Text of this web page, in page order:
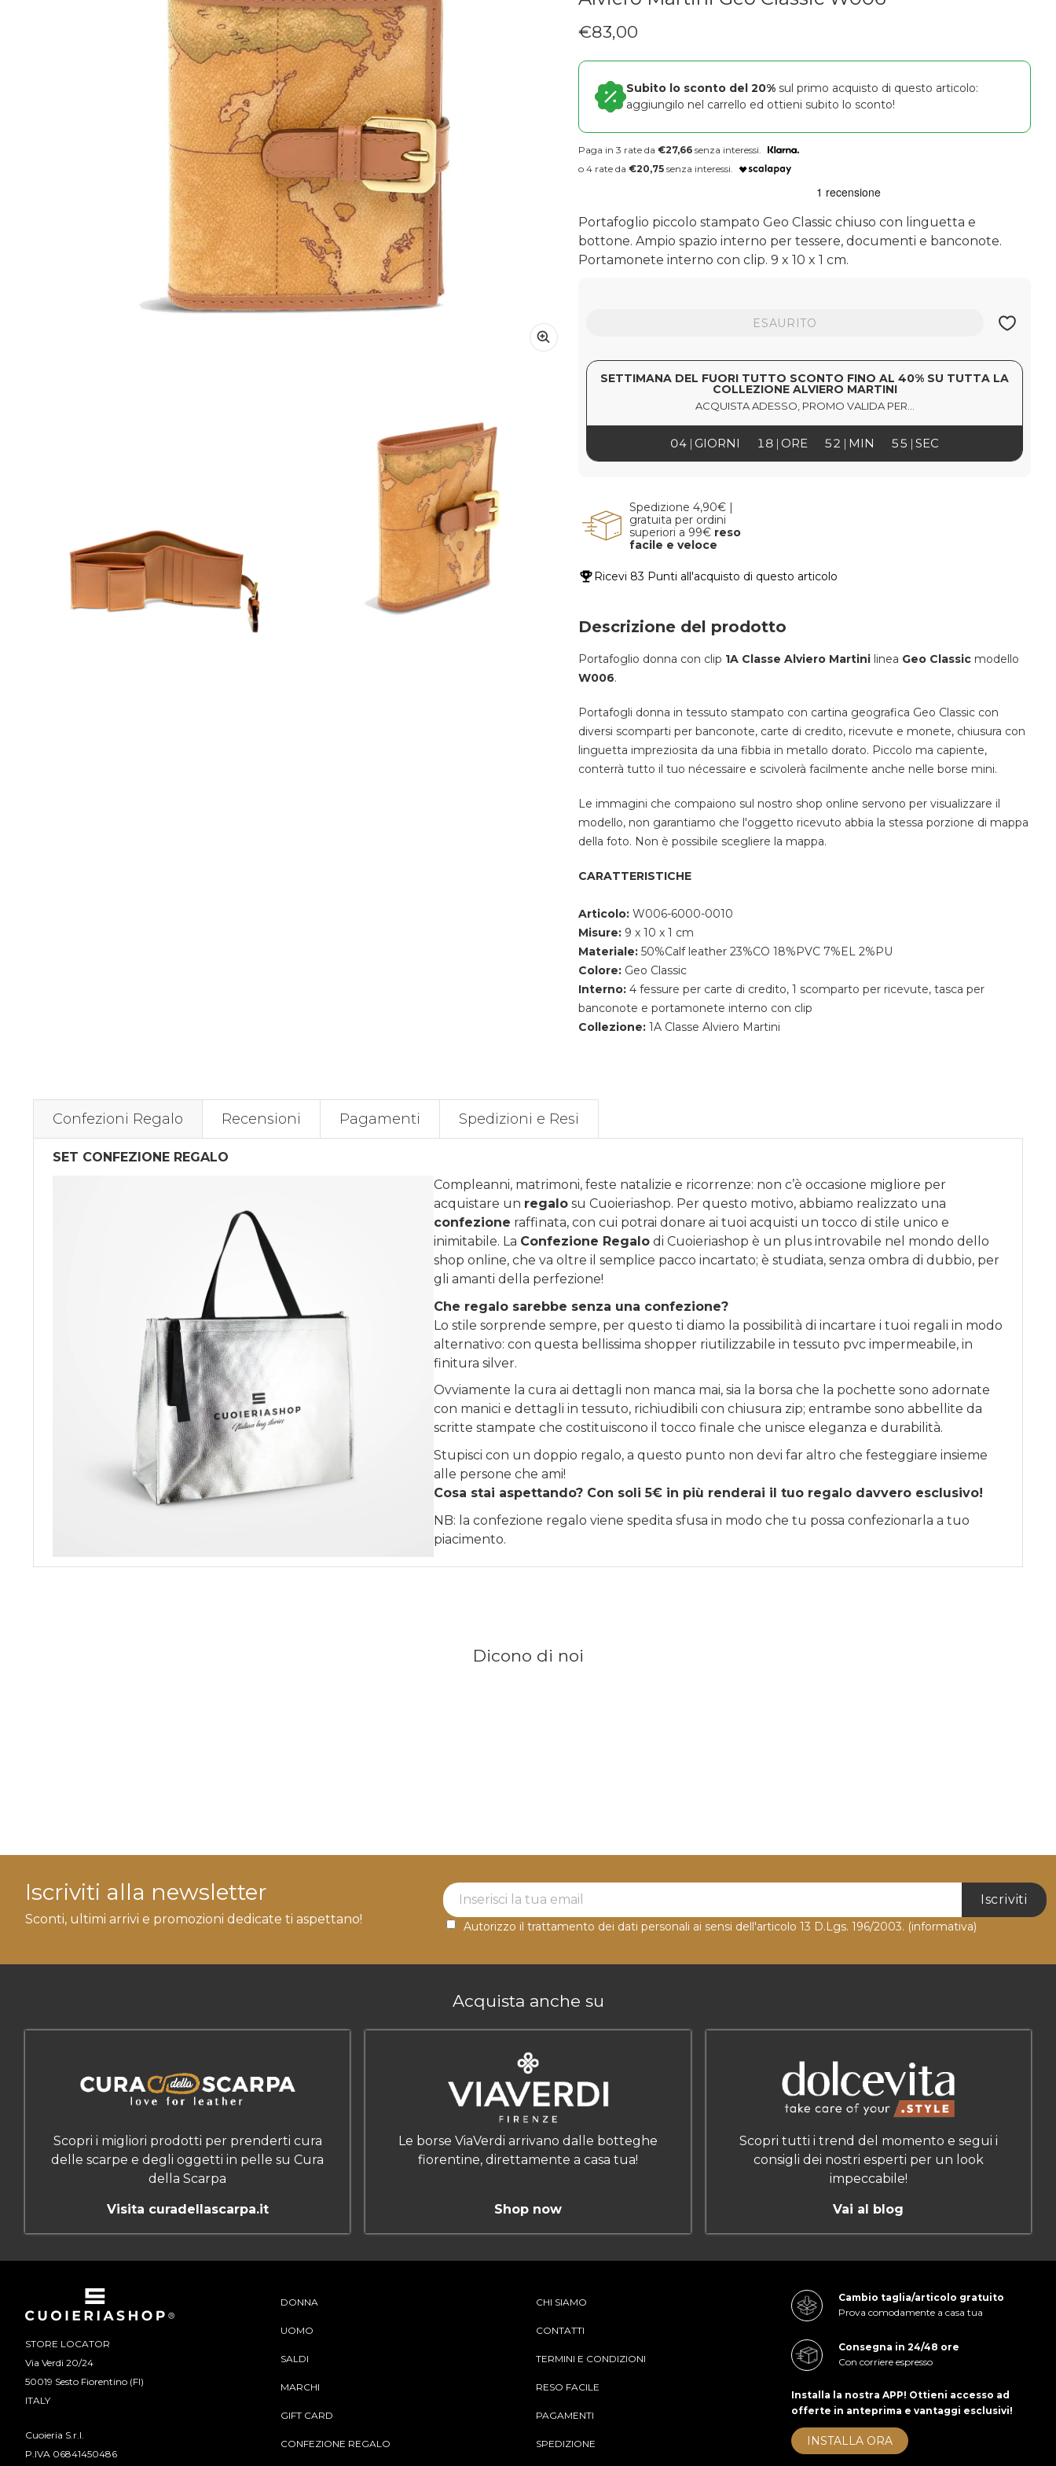
Prezzo regolare
€83,00
Subito lo sconto del 20% sul primo acquisto di questo articolo:
aggiungilo nel carrello ed ottieni subito lo sconto!
Paga in 3 rate da €27,66 senza interessi.
o 4 rate da €20,75 senza interessi.
Portafoglio piccolo stampato Geo Classic chiuso con linguetta e
bottone. Ampio spazio interno per tessere, documenti e banconote.
Portamonete interno con clip. 9 x 10 x 1 cm.
ESAURITO
SETTIMANA DEL FUORI TUTTO SCONTO FINO AL 40% SU TUTTA LA
COLLEZIONE ALVIERO MARTINI
ACQUISTA ADESSO, PROMO VALIDA PER...
04 18 52 54
GIORNI ORE MIN SEC
Spedizione 4,90€ |
gratuita per ordini
superiori a 99€ reso
facile e veloce
Ricevi 83 Punti all'acquisto di questo articolo
Descrizione del prodotto
Portafoglio donna con clip 1A Classe Alviero Martini linea Geo Classic modello
W006.
Portafogli donna in tessuto stampato con cartina geografica Geo Classic con
diversi scomparti per banconote, carte di credito, ricevute e monete, chiusura con
linguetta impreziosita da una fibbia in metallo dorato. Piccolo ma capiente,
conterrà tutto il tuo nécessaire e scivolerà facilmente anche nelle borse mini.
Le immagini che compaiono sul nostro shop online servono per visualizzare il
modello, non garantiamo che l'oggetto ricevuto abbia la stessa porzione di mappa
della foto. Non è possibile scegliere la mappa.
CARATTERISTICHE
Articolo: W006-6000-0010
Misure: 9 x 10 x 1 cm
Materiale: 50%Calf leather 23%CO 18%PVC 7%EL 2%PU
Colore: Geo Classic
Interno: 4 fessure per carte di credito, 1 scomparto per ricevute, tasca per
banconote e portamonete interno con clip
Collezione: 1A Classe Alviero Martini
Confezioni Regalo Recensioni Pagamenti Spedizioni e Resi
SET CONFEZIONE REGALO
Compleanni, matrimoni, feste natalizie e ricorrenze: non c’è occasione migliore per
acquistare un regalo su Cuoieriashop. Per questo motivo, abbiamo realizzato una
confezione raffinata, con cui potrai donare ai tuoi acquisti un tocco di stile unico e
inimitabile. La Confezione Regalo di Cuoieriashop è un plus introvabile nel mondo dello
shop online, che va oltre il semplice pacco incartato; è studiata, senza ombra di dubbio, per
gli amanti della perfezione!
Che regalo sarebbe senza una confezione?
Lo stile sorprende sempre, per questo ti diamo la possibilità di incartare i tuoi regali in modo
alternativo: con questa bellissima shopper riutilizzabile in tessuto pvc impermeabile, in
finitura silver.
Ovviamente la cura ai dettagli non manca mai, sia la borsa che la pochette sono adornate
con manici e dettagli in tessuto, richiudibili con chiusura zip; entrambe sono abbellite da
scritte stampate che costituiscono il tocco finale che unisce eleganza e durabilità.
Stupisci con un doppio regalo, a questo punto non devi far altro che festeggiare insieme
alle persone che ami!
Cosa stai aspettando? Con soli 5€ in più renderai il tuo regalo davvero esclusivo!
NB: la confezione regalo viene spedita sfusa in modo che tu possa confezionarla a tuo
piacimento.
Dicono di noi
Iscriviti alla newsletter
Sconti, ultimi arrivi e promozioni dedicate ti aspettano!
Newsletter Label
Iscriviti
Autorizzo il trattamento dei dati personali ai sensi dell'articolo 13 D.Lgs. 196/2003. (informativa)
Acquista anche su
Scopri i migliori prodotti per prenderti cura
delle scarpe e degli oggetti in pelle su Cura
della Scarpa
Visita curadellascarpa.it
Le borse ViaVerdi arrivano dalle botteghe
fiorentine, direttamente a casa tua!
Shop now
Scopri tutti i trend del momento e segui i
consigli dei nostri esperti per un look
impeccabile!
Vai al blog
STORE LOCATOR
Via Verdi 20/24
50019 Sesto Fiorentino (FI)
ITALY
Cuoieria S.r.l.
P.IVA 06841450486
DONNA
UOMO
SALDI
MARCHI
GIFT CARD
CONFEZIONE REGALO
CHI SIAMO
CONTATTI
TERMINI E CONDIZIONI
RESO FACILE
PAGAMENTI
SPEDIZIONE
Cambio taglia/articolo gratuito
Prova comodamente a casa tua
Consegna in 24/48 ore
Con corriere espresso
Installa la nostra APP! Ottieni accesso ad
offerte in anteprima e vantaggi esclusivi!
INSTALLA ORA